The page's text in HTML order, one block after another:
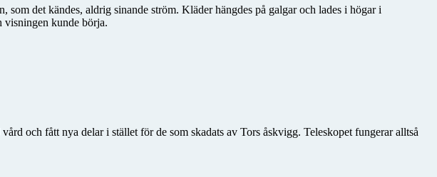
det kändes, aldrig sinande ström. Kläder hängdes på galgar och lades i högar i
visningen kunde börja.
och fått nya delar i stället för de som skadats av Tors åskvigg. Teleskopet fungerar alltså